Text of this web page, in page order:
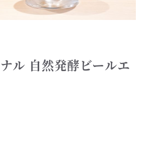
ル 自然発酵ビールエ